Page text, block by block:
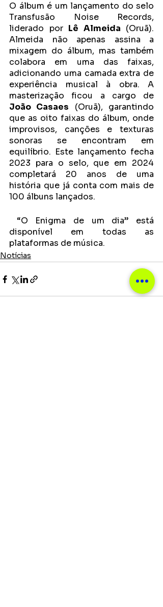
O álbum é um lançamento do selo
Transfusão Noise Records,
liderado por Lê Almeida (Oruã).
Almeida não apenas assina a
mixagem do álbum, mas também
colabora em uma das faixas,
adicionando uma camada extra de
experiência musical à obra. A
masterização ficou a cargo de
João Casaes (Oruã), garantindo
que as oito faixas do álbum, onde
improvisos, canções e texturas
sonoras se encontram em
equilíbrio. Este lançamento fecha
2023 para o selo, que em 2024
completará 20 anos de uma
história que já conta com mais de
100 álbuns lançados.
disponível em todas as
plataformas de música.
Notícias